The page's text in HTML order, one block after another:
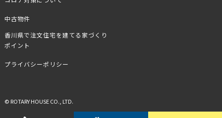
中古物件
香川県で注文住宅を建てる家づくり
ポイント
プライバシーポリシー
© ROTARY HOUSE CO., LTD.